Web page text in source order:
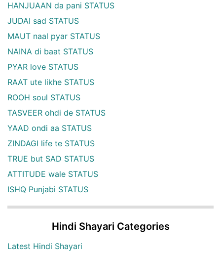
HANJUAAN da pani STATUS
JUDAI sad STATUS
MAUT naal pyar STATUS
NAINA di baat STATUS
PYAR love STATUS
RAAT ute likhe STATUS
ROOH soul STATUS
TASVEER ohdi de STATUS
YAAD ondi aa STATUS
ZINDAGI life te STATUS
TRUE but SAD STATUS
ATTITUDE wale STATUS
ISHQ Punjabi STATUS
Hindi Shayari Categories
Latest Hindi Shayari